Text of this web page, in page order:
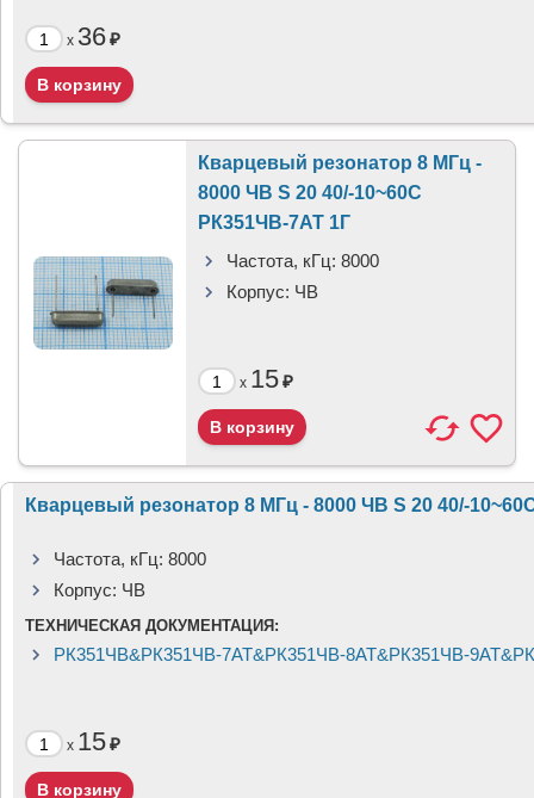
x 36₽
Кварцевый резонатор 8 МГц -
8000 ЧВ S 20 40/-10~60C
РК351ЧВ-7АТ 1Г
Частота, кГц: 8000
Корпус: ЧВ
x 15₽
Кварцевый резонатор 8 МГц - 8000 ЧВ S 20 40/-
Частота, кГц: 8000
Корпус: ЧВ
ТЕХНИЧЕСКАЯ ДОКУМЕНТАЦИЯ:
РК351ЧВ&РК351ЧВ-7АТ&РК351ЧВ-8АТ&РК351ЧВ-
x 15₽